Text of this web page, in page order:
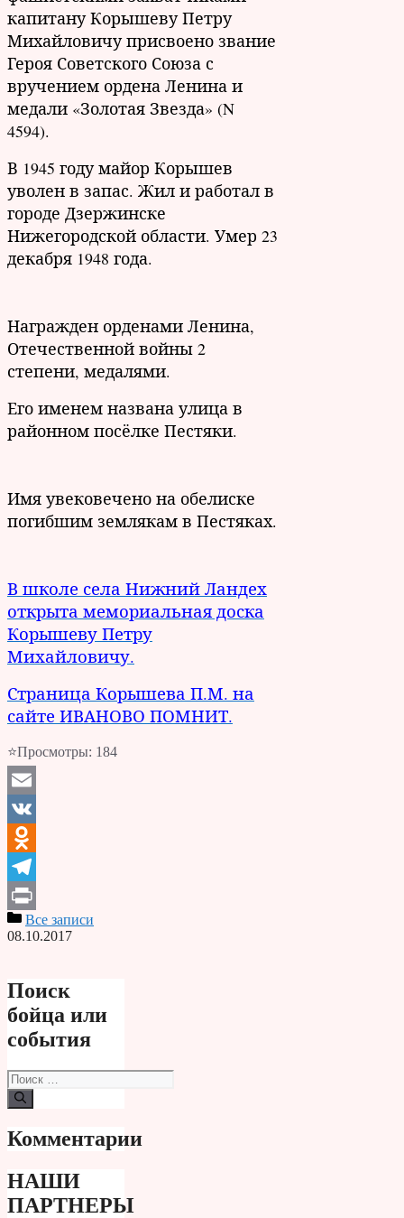
капитану Корышеву Петру
Михайловичу присвоено звание
Героя Советского Союза с
вручением ордена Ленина и
медали «Золотая Звезда» (N
4594).
В 1945 году майор Корышев
уволен в запас. Жил и работал в
городе Дзержинске
Нижегородской области. Умер 23
декабря 1948 года.
Награжден орденами Ленина,
Отечественной войны 2
степени, медалями.
Его именем названа улица в
районном посёлке Пестяки.
Имя увековечено на обелиске
погибшим землякам в Пестяках.
В школе села Нижний Ландех
открыта мемориальная доска
Корышеву Петру
Михайловичу.
Страница Корышева П.М. на
сайте ИВАНОВО ПОМНИТ.
⭐Просмотры: 184
Email
VK
Odnoklassniki
Telegram
PrintВсе записи
08.10.2017
Поиск
бойца или
события
Поиск:
Комментарии
НАШИ
ПАРТНЕРЫ